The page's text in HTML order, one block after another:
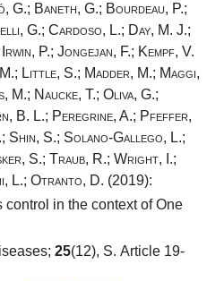
G.; Baneth, G.; Bourdeau, P.;
G.; Cardoso, L.; Day, M. J.;
Irwin, P.; Jongejan, F.; Kempf, V.
; Little, S.; Madder, M.; Maggi,
M.; Naucke, T.; Oliva, G.;
B. L.; Peregrine, A.; Pfeffer,
; Shin, S.; Solano-Gallego, L.;
S.; Traub, R.; Wright, I.;
L.; Otranto, D. (2019):
in the context of One
25(12), S. Article 19-